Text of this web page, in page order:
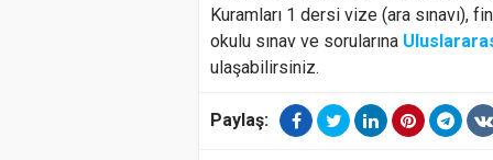
Kuramları 1 dersi vize (ara sınavı),
okulu sınav ve sorularına
ulaşabilirsiniz.
Paylaş: